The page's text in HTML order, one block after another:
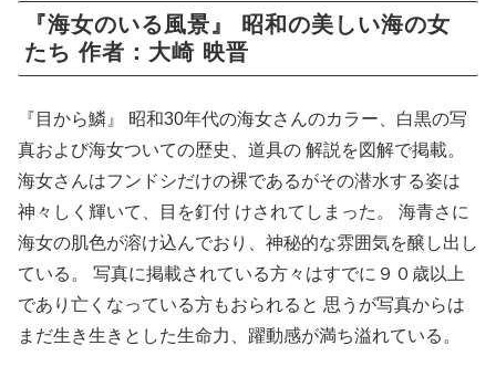
『海女のいる風景』 昭和の美しい海の女
たち 作者：大崎 映晋
『目から鱗』 昭和30年代の海女さんのカラー、白黒の写
真および海女ついての歴史、道具の 解説を図解で掲載。
海女さんはフンドシだけの裸であるがその潜水する姿は
神々しく輝いて、目を釘付 けされてしまった。 海青さに
海女の肌色が溶け込んでおり、神秘的な雰囲気を醸し出し
ている。 写真に掲載されている方々はすでに９０歳以上
であり亡くなっている方もおられると 思うが写真からは
まだ生き生きとした生命力、躍動感が満ち溢れている。